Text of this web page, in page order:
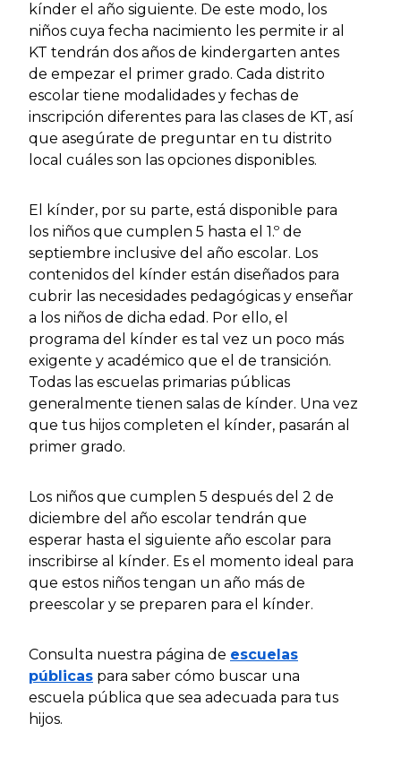
kínder el año siguiente. De este modo, los
niños cuya fecha nacimiento les permite ir al
KT tendrán dos años de kindergarten antes
de empezar el primer grado. Cada distrito
escolar tiene modalidades y fechas de
inscripción diferentes para las clases de KT, así
que asegúrate de preguntar en tu distrito
local cuáles son las opciones disponibles.
El kínder, por su parte, está disponible para
los niños que cumplen 5 hasta el 1.º de
septiembre inclusive del año escolar. Los
contenidos del kínder están diseñados para
cubrir las necesidades pedagógicas y enseñar
a los niños de dicha edad. Por ello, el
programa del kínder es tal vez un poco más
exigente y académico que el de transición.
Todas las escuelas primarias públicas
generalmente tienen salas de kínder. Una vez
que tus hijos completen el kínder, pasarán al
primer grado.
Los niños que cumplen 5 después del 2 de
diciembre del año escolar tendrán que
esperar hasta el siguiente año escolar para
inscribirse al kínder. Es el momento ideal para
que estos niños tengan un año más de
preescolar y se preparen para el kínder.
Consulta nuestra página de escuelas
públicas para saber cómo buscar una
escuela pública que sea adecuada para tus
hijos.